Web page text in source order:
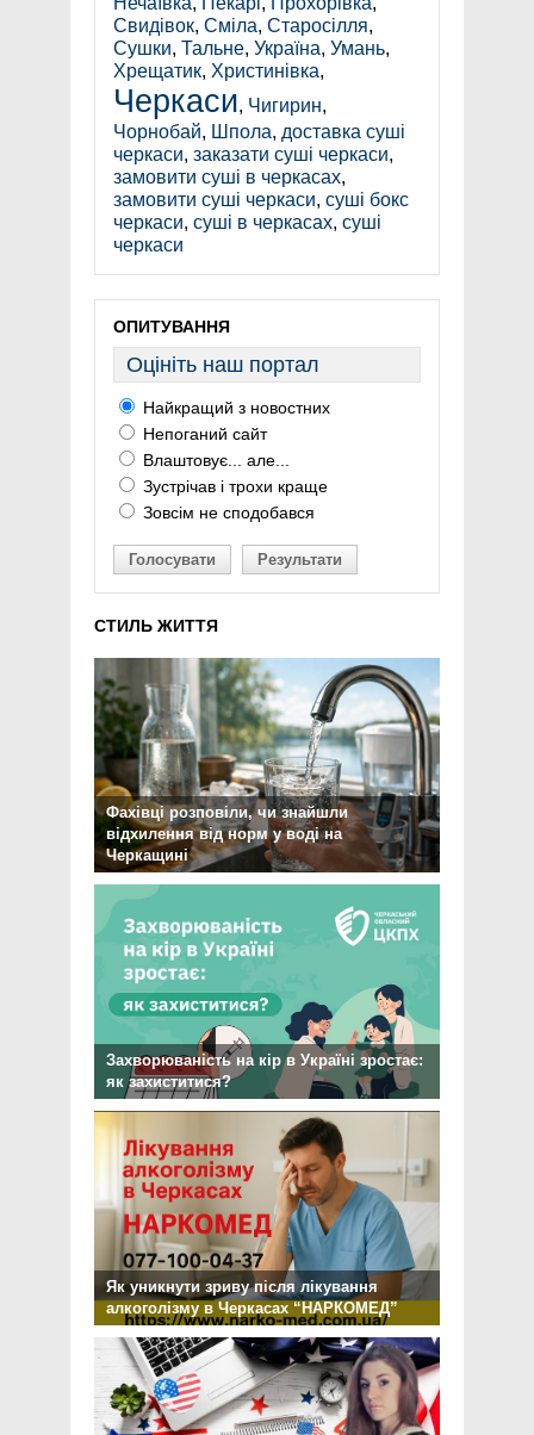
Свидівок, Сміла, Старосілля,
Сушки, Тальне, Україна, Умань,
Хрещатик, Христинівка,
Черкаси, Чигирин,
Чорнобай, Шпола, доставка суші
черкаси, заказати суші черкаси,
замовити суші в черкасах,
замовити суші черкаси, суші бокс
черкаси, суші в черкасах, суші
черкаси
ОПИТУВАННЯ
Оцініть наш портал
Найкращий з новостних
Непоганий сайт
Влаштовує... але...
Зустрічав і трохи краще
Зовсім не сподобався
Голосувати Результати
СТИЛЬ ЖИТТЯ
Фахівці розповіли, чи знайшли
відхилення від норм у воді на
Черкащині
Захворюваність на кір в Україні зростає:
як захиститися?
Як уникнути зриву після лікування
алкоголізму в Черкасах “НАРКОМЕД”